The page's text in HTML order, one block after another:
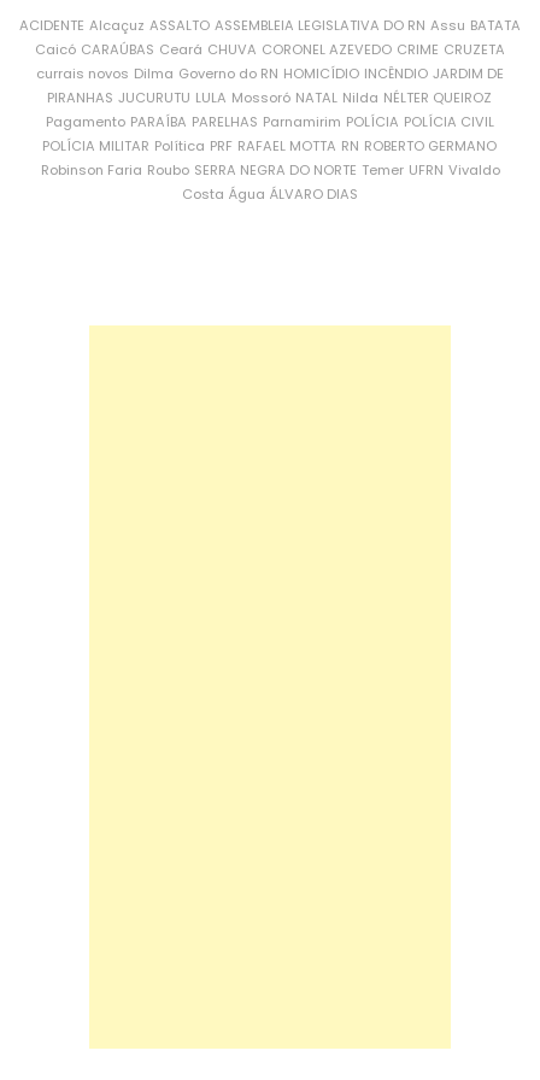
ACIDENTE Alcaçuz ASSALTO ASSEMBLEIA LEGISLATIVA DO RN Assu BATATA
Caicó CARAÚBAS Ceará CHUVA CORONEL AZEVEDO CRIME CRUZETA
currais novos Dilma Governo do RN HOMICÍDIO INCÊNDIO JARDIM DE
PIRANHAS JUCURUTU LULA Mossoró NATAL Nilda NÉLTER QUEIROZ
Pagamento PARAÍBA PARELHAS Parnamirim POLÍCIA POLÍCIA CIVIL
POLÍCIA MILITAR Política PRF RAFAEL MOTTA RN ROBERTO GERMANO
Robinson Faria Roubo SERRA NEGRA DO NORTE Temer UFRN Vivaldo
Costa Água ÁLVARO DIAS